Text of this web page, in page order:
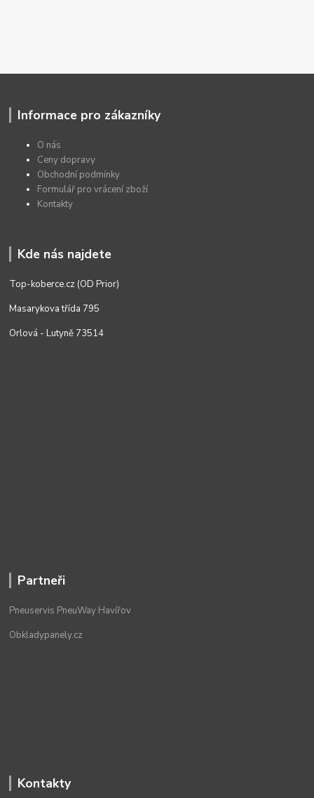
Informace pro zákazníky
O nás
Ceny dopravy
Obchodní podmínky
Formulář pro vrácení zboží
Kontakty
Kde nás najdete
Top-koberce.cz (OD Prior)
Masarykova třída 795
Orlová - Lutyně 73514
Partneři
Pneuservis PneuWay Havířov
Obkladypanely.cz
Kontakty